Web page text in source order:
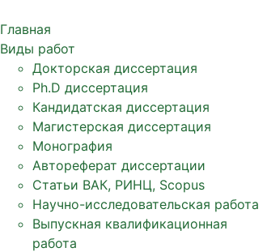
Главная
Виды работ
Докторская диссертация
Ph.D диссертация
Кандидатская диссертация
Магистерская диссертация
Монография
Автореферат диссертации
Статьи ВАК, РИНЦ, Scopus
Научно-исследовательская работа
Выпускная квалификационная
работа